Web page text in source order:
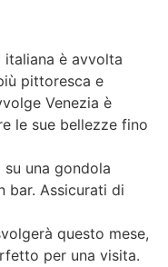
è avvolta
pittoresca e
Venezia è
le sue bellezze fino
una gondola
bar. Assicurati di
questo mese,
per una visita.